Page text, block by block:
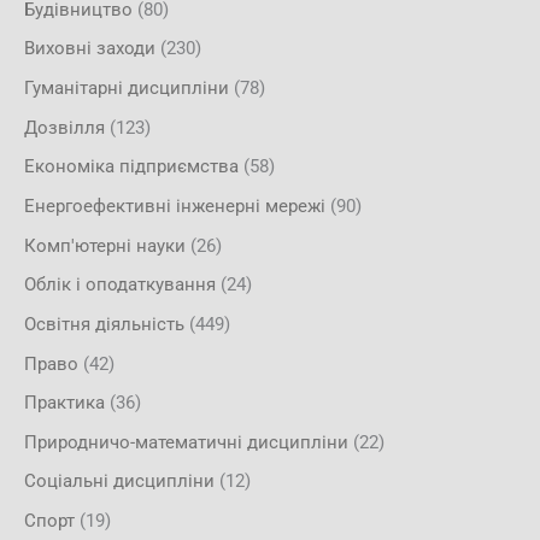
Будівництво (80)
Виховні заходи (230)
Гуманітарні дисципліни (78)
Дозвілля (123)
Економіка підприємства (58)
Енергоефективні інженерні мережі (90)
Комп'ютерні науки (26)
Облік і оподаткування (24)
Освітня діяльність (449)
Право (42)
Практика (36)
Природничо-математичні дисципліни (22)
Соціальні дисципліни (12)
Спорт (19)